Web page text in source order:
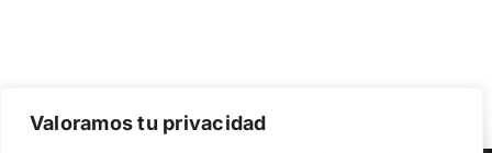
Valoramos tu privacidad